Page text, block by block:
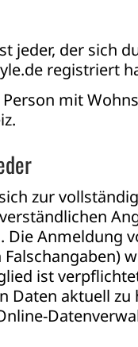
jeder, der sich
registriert
mit
zur
Die Anmeldung
ist
Daten aktuell zu